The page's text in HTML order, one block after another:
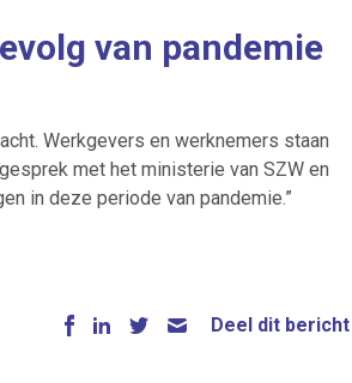
van pandemie
Werkgevers en werknemers staan
met het ministerie van SZW en
in deze periode van pandemie.”
Deel dit bericht